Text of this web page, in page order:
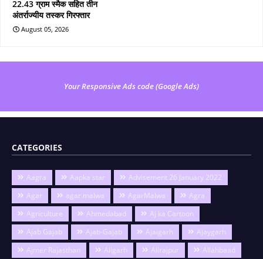
22.43 ग्राम स्मैक सहित तीन
अंतर्राज्यीय तस्कर गिरफ्तार
August 05, 2026
Your Responsive Ads code (Google Ads)
CATEGORIES
Aagra Aapka star
Advisement 26 January 2022
Agar
agar malwa AgarMalwa
Agra
Agriculture
Ahmedabad
Aj ka Cartoon
Ajab Gajab
Ajab-Gajab Ajaigarh
Ajaygarh
Ajmer Rajasthan
Aligarh Alirajpur
Allahbaad